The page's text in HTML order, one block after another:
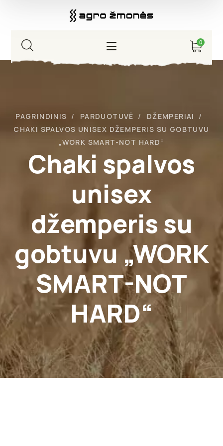
0
Chaki spalvos
unisex
džemperis su
gobtuvu „WORK
SMART-NOT
HARD“
PAGRINDINIS PARDUOTUVĖ
DŽEMPERIAI
CHAKI SPALVOS UNISEX DŽEMPERIS SU GOBTUVU
„WORK SMART-NOT HARD“